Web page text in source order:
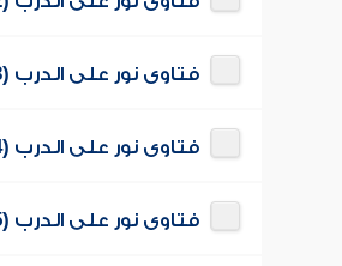
فتاوى نور على الدرب (23)
فتاوى نور على الدرب (24)
فتاوى نور على الدرب (25)